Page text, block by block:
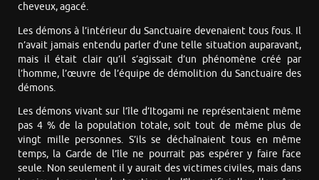
cheveux, agacé.
Les démons à l’intérieur du Sanctuaire devenaient tous fous. Il
n’avait jamais entendu parler d’une telle situation auparavant,
mais il était clair qu’il s’agissait d’un phénomène créé par
l’homme, l’œuvre de l’équipe de démolition du Sanctuaire des
démons.
Les démons vivant sur l’île d’Itogami ne représentaient même
pas 4 % de la population totale, soit tout de même plus de
vingt mille personnes. S’ils se déchaînaient tous en même
temps, la Garde de l’île ne pourrait pas espérer y faire face
seule. Non seulement il y aurait des victimes civiles, mais dans